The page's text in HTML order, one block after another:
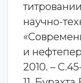
научно-
и
2010. –